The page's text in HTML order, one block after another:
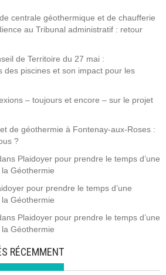
centrale géothermique et de chaufferie
au Tribunal administratif : retour
de Territoire du 27 mai :
des piscines et son impact pour les
– toujours et encore – sur le projet
de géothermie à Fontenay-aux-Roses :
?
Plaidoyer pour prendre le temps d’une
Géothermie
pour prendre le temps d’une
Géothermie
Plaidoyer pour prendre le temps d’une
Géothermie
RÉCEMMENT